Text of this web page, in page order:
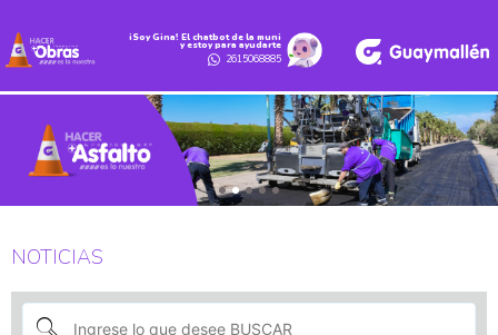
iSoy Gina! El chatbot de la muni
y estoy para ayudarte
2615068885
NOTICIAS